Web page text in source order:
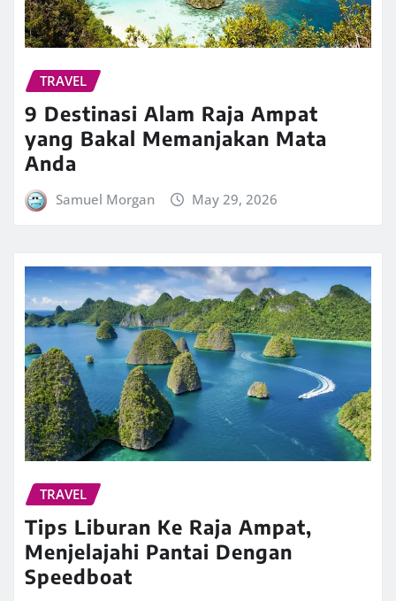
TRAVEL
9 Destinasi Alam Raja Ampat
yang Bakal Memanjakan Mata
Anda
Samuel Morgan May 29, 2026
TRAVEL
Tips Liburan Ke Raja Ampat,
Menjelajahi Pantai Dengan
Speedboat